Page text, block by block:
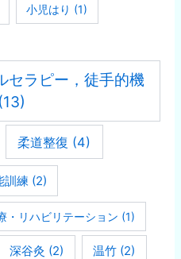
小児はり (1)
セラピー，徒手的機
(13)
柔道整復 (4)
訓練 (2)
・リハビリテーション (1)
深谷灸 (2) 温竹 (2)